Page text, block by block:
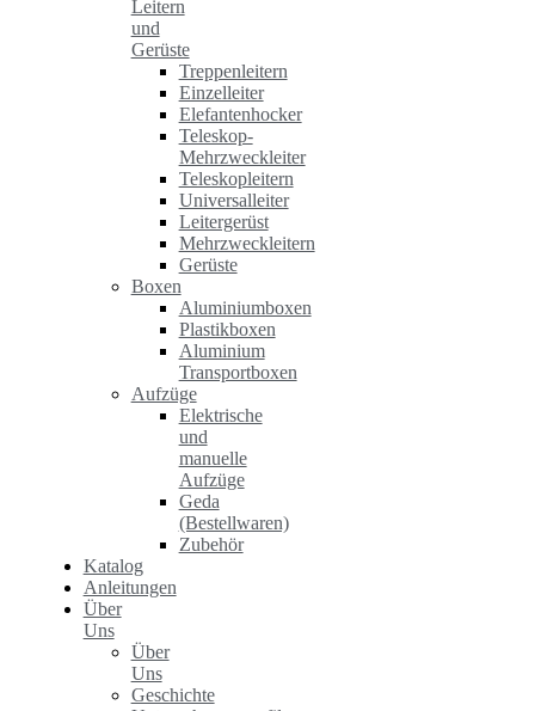
Leitern
und
Gerüste
Treppenleitern
Einzelleiter
Elefantenhocker
Teleskop-
Mehrzweckleiter
Teleskopleitern
Universalleiter
Leitergerüst
Mehrzweckleitern
Gerüste
Boxen
Aluminiumboxen
Plastikboxen
Aluminium
Transportboxen
Aufzüge
Elektrische
und
manuelle
Aufzüge
Geda
(Bestellwaren)
Zubehör
Katalog
Anleitungen
Über
Uns
Über
Uns
Geschichte